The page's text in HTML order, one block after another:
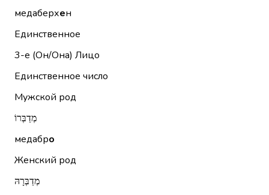
медаберхен
Единственное
3-е (Он/Она) Лицо
Единственное число
Мужской род
מְדַבְּרוֹ
медабро
Женский род
מְדַבְּרָהּ